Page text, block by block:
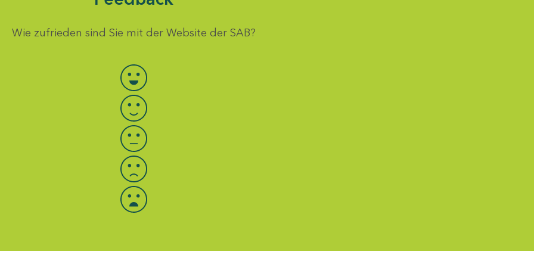
Wie zufrieden sind Sie mit der Website der SAB?
Bewertung auswählen